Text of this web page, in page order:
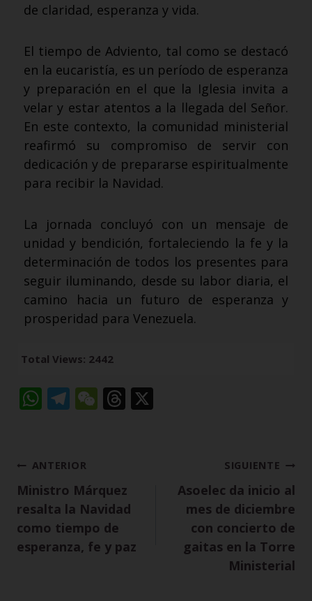
de claridad, esperanza y vida.
El tiempo de Adviento, tal como se destacó
en la eucaristía, es un período de esperanza
y preparación en el que la Iglesia invita a
velar y estar atentos a la llegada del Señor.
En este contexto, la comunidad ministerial
reafirmó su compromiso de servir con
dedicación y de prepararse espiritualmente
para recibir la Navidad.
La jornada concluyó con un mensaje de
unidad y bendición, fortaleciendo la fe y la
determinación de todos los presentes para
seguir iluminando, desde su labor diaria, el
camino hacia un futuro de esperanza y
prosperidad para Venezuela.
Total Views: 2442
W
ts
A
p
p
T
g
r
a
m
W
a
t
T
d
s
ANTERIOR
Ministro Márquez
resalta la Navidad
como tiempo de
esperanza, fe y paz
SIGUIENTE
Asoelec da inicio al
mes de diciembre
con concierto de
gaitas en la Torre
Ministerial